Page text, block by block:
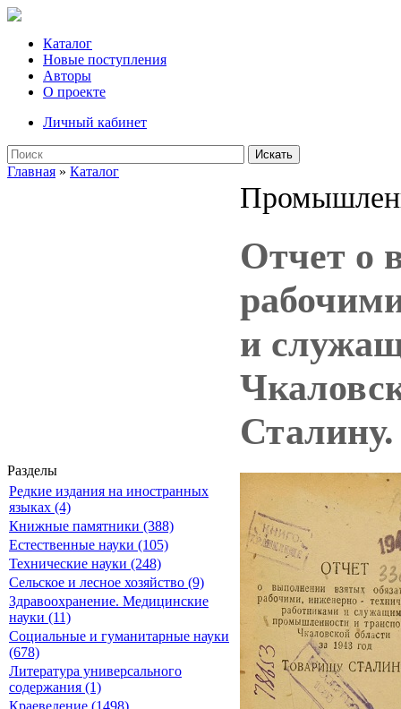
Каталог
Новые поступления
Авторы
О проекте
Личный кабинет
Искать
Главная » Каталог
Разделы
Редкие издания на иностранных
языках (4)
Книжные памятники (388)
Естественные науки (105)
Технические науки (248)
Сельское и лесное хозяйство (9)
Здравоохранение. Медицинские
науки (11)
Социальные и гуманитарные науки
(678)
Литература универсального
содержания (1)
Краеведение (1498)
Отчет о
и
Сталину.